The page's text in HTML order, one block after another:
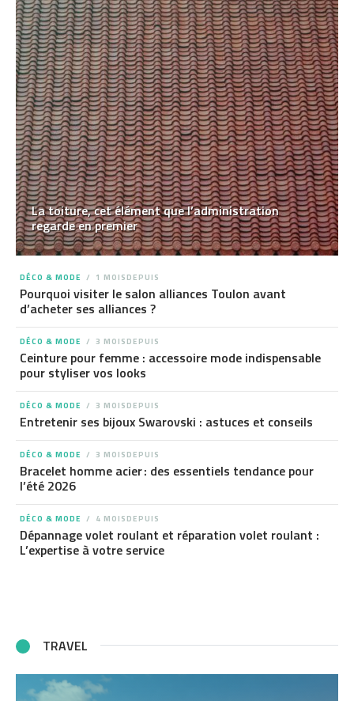
La toiture, cet élément que l’administration
regarde en premier
DÉCO & MODE 1 MOISDEPUIS
Pourquoi visiter le salon alliances Toulon avant
d’acheter ses alliances ?
DÉCO & MODE 3 MOISDEPUIS
Ceinture pour femme : accessoire mode indispensable
pour styliser vos looks
DÉCO & MODE 3 MOISDEPUIS
Entretenir ses bijoux Swarovski : astuces et conseils
DÉCO & MODE 3 MOISDEPUIS
Bracelet homme acier : des essentiels tendance pour
l’été 2026
DÉCO & MODE 4 MOISDEPUIS
Dépannage volet roulant et réparation volet roulant :
L’expertise à votre service
TRAVEL